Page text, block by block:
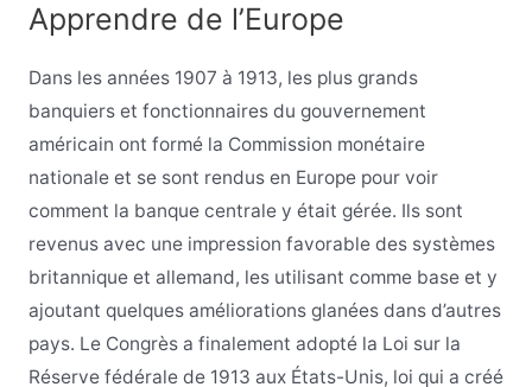
Apprendre de l’Europe
Dans les années 1907 à 1913, les plus grands
banquiers et fonctionnaires du gouvernement
américain ont formé la Commission monétaire
nationale et se sont rendus en Europe pour voir
comment la banque centrale y était gérée. Ils sont
revenus avec une impression favorable des systèmes
britannique et allemand, les utilisant comme base et y
ajoutant quelques améliorations glanées dans d’autres
pays. Le Congrès a finalement adopté la Loi sur la
Réserve fédérale de 1913 aux États-Unis, loi qui a créé